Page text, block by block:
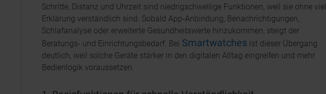
Schritte, Distanz und Uhrzeit sind niedrigschwellige Funktionen, weil sie ohne viel
Erklärung verständlich sind. Sobald App-Anbindung, Benachrichtigungen,
Schlafanalyse oder erweiterte Gesundheitswerte hinzukommen, steigt der
Beratungs- und Einrichtungsbedarf. Bei Smartwatches ist dieser Übergang
deutlich, weil solche Geräte stärker in den digitalen Alltag eingreifen und mehr
Bedienlogik voraussetzen.